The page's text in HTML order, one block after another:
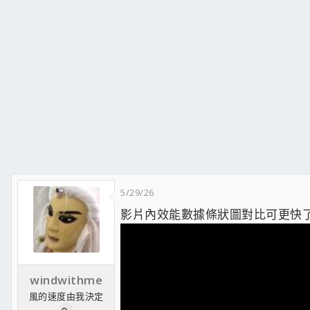
windwithme
風的速度由我決定
5/29/26
影片內效能數據條狀圖對比可更快